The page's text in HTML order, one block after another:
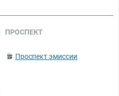
ПРОСПЕКТ
Проспект эмиссии